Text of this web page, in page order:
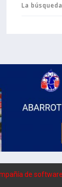
de software